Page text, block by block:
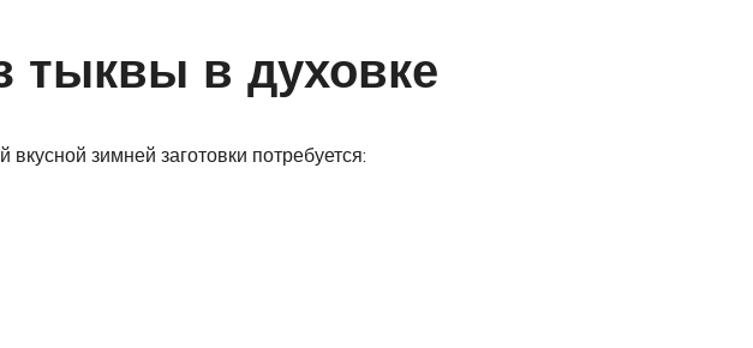
тыквы в духовке
вкусной зимней заготовки потребуется: